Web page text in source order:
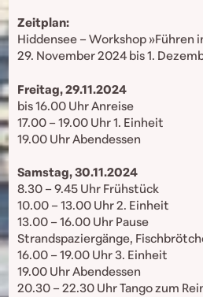
Zeitplan:
Hiddensee – Workshop »Führen
29. November 2024 bis 1.
Freitag, 29.11.2024
bis 16.00 Uhr Anreise
17.00 – 19.00 Uhr 1. Einheit
19.00 Uhr Abendessen
Samstag, 30.11.2024
8.30 – 9.45 Uhr Frühstück
10.00 – 13.00 Uhr 2. Einheit
13.00 – 16.00 Uhr Pause
Strandspaziergänge,
16.00 – 19.00 Uhr 3. Einheit
19.00 Uhr Abendessen
20.30 – 22.30 Uhr Tango zum